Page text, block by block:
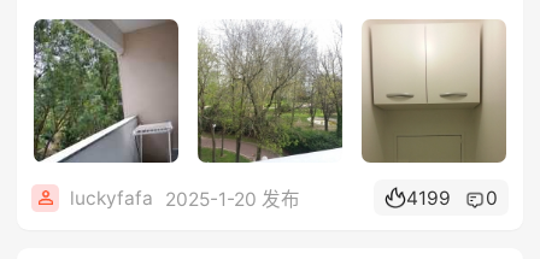
luckyfafa 2025-1-20 发布 4199 0